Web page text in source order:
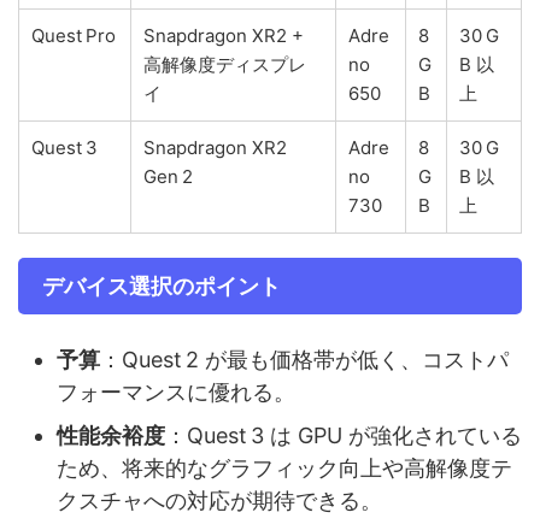
Quest Pro
Snapdragon XR2 +
高解像度ディスプレ
イ
Adre
no
650
8
G
B
30 G
B 以
上
Quest 3
Snapdragon XR2
Gen 2
Adre
no
730
8
G
B
30 G
B 以
上
デバイス選択のポイント
予算 ：Quest 2 が最も価格帯が低く、コストパ
フォーマンスに優れる。
性能余裕度 ：Quest 3 は GPU が強化されている
ため、将来的なグラフィック向上や高解像度テ
クスチャへの対応が期待できる。